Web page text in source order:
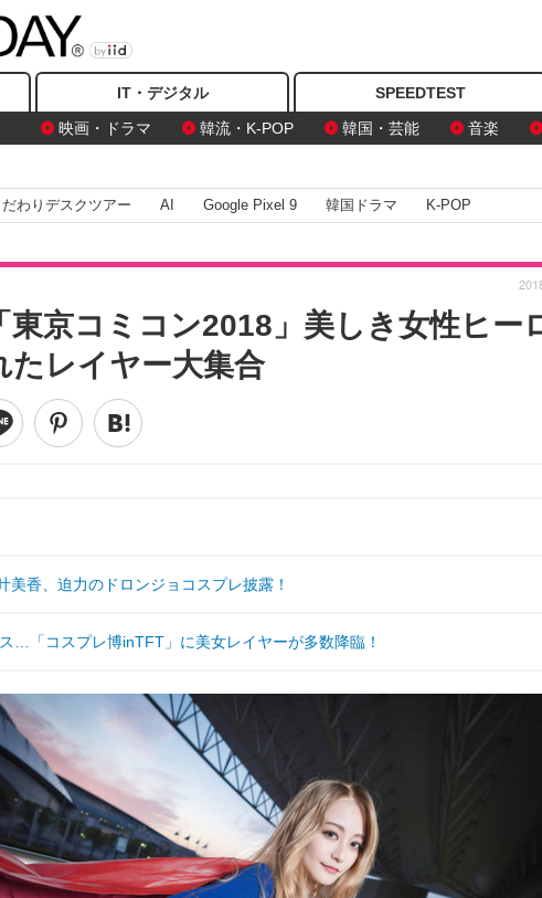
IT・デジタル SPEEDTEST
映画・ドラマ
韓流・K-POP 韓国・芸能 音楽
だわりデスクツアー AI Google Pixel 9 韓国ドラマ K-POP
東京コミコン2018」美しき女性ヒー
たレイヤー大集合
美香、迫力のドロンジョコスプレ披露！
…「コスプレ博inTFT」に美女レイヤーが多数降臨！